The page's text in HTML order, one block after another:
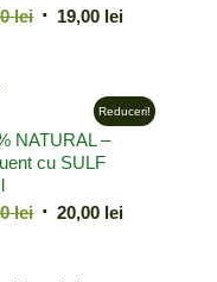
lei Prețul
35,00 lei.
19,00 leiPrețul
19,00 lei.
NATURAL –
cu SULF
lei Prețul
20,00 leiPrețul
Reduceri!